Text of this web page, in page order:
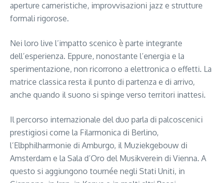
aperture cameristiche, improvvisazioni jazz e strutture
formali rigorose.
Nei loro live l’impatto scenico è parte integrante
dell’esperienza. Eppure, nonostante l’energia e la
sperimentazione, non ricorrono a elettronica o effetti. La
matrice classica resta il punto di partenza e di arrivo,
anche quando il suono si spinge verso territori inattesi.
Il percorso internazionale del duo parla di palcoscenici
prestigiosi come la Filarmonica di Berlino,
l’Elbphilharmonie di Amburgo, il Muziekgebouw di
Amsterdam e la Sala d’Oro del Musikverein di Vienna. A
questo si aggiungono tournée negli Stati Uniti, in